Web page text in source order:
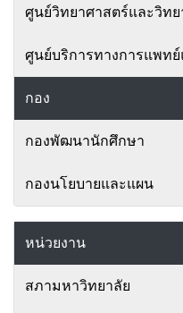
ศูนย์วิทยาศาสตร์และวิท
ศูนย์บริการทางการแพท
กอง
กองพัฒนานักศึกษา
กองนโยบายและแผน
หน่วยงาน
สภามหาวิทยาลัย